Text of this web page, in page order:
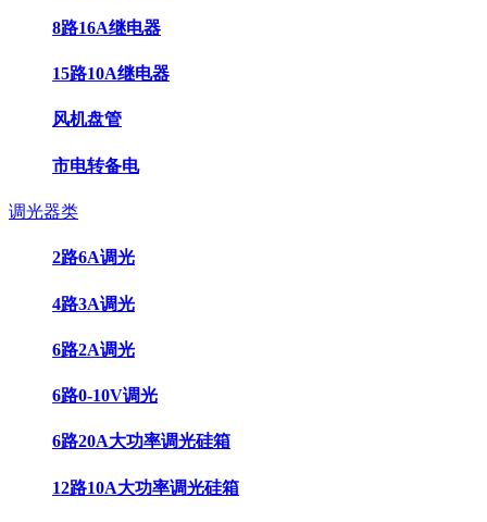
8路16A继电器
15路10A继电器
风机盘管
市电转备电
调光器类
2路6A调光
4路3A调光
6路2A调光
6路0-10V调光
6路20A大功率调光硅箱
12路10A大功率调光硅箱